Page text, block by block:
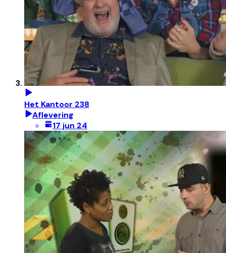
Het Kantoor 238
Aflevering
17 jun 24